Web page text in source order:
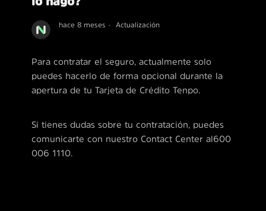
hace 8 meses Actualización
Para contratar el seguro, actualmente solo
puedes hacerlo de forma opcional durante la
apertura de tu Tarjeta de Crédito Tenpo.
Si tienes dudas sobre tu contratación, puedes
comunicarte con nuestro Contact Center al 600
006 1110.